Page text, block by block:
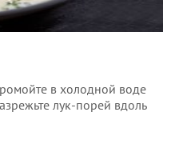
в холодной воде
лук-порей вдоль